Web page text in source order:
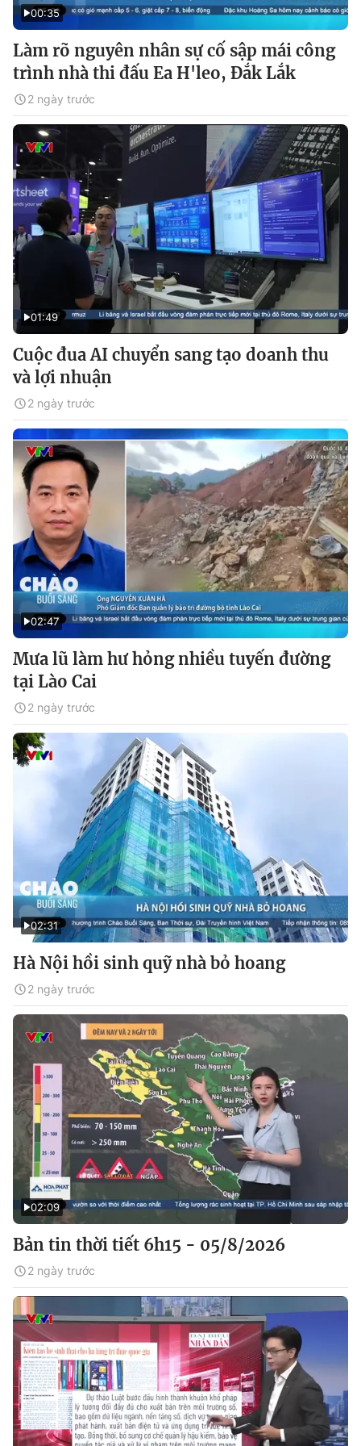
00:35
Làm rõ nguyên nhân sự cố sập mái công
trình nhà thi đấu Ea H'leo, Đắk Lắk
2 ngày trước
01:49
Cuộc đua AI chuyển sang tạo doanh thu
và lợi nhuận
2 ngày trước
02:47
Mưa lũ làm hư hỏng nhiều tuyến đường
tại Lào Cai
2 ngày trước
02:31
Hà Nội hồi sinh quỹ nhà bỏ hoang
2 ngày trước
02:09
Bản tin thời tiết 6h15 - 05/8/2026
2 ngày trước